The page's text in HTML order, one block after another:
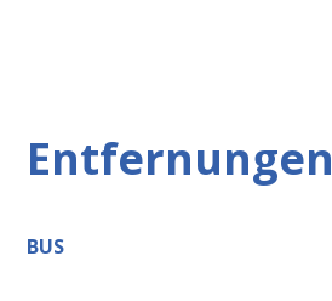
Entfernungen
BUS